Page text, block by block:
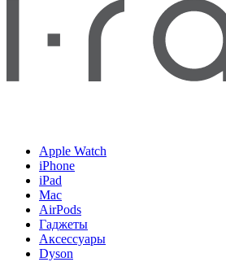
Apple Watch
iPhone
iPad
Mac
AirPods
Гаджеты
Аксессуары
Dyson